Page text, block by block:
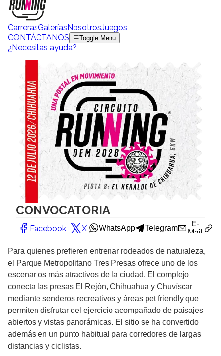
Para quienes prefieren entrenar rodeados de naturaleza,
el Parque Metropolitano Tres Presas ofrece uno de los
escenarios más atractivos de la ciudad. El complejo
conecta las presas El Rejón, Chihuahua y Chuvíscar
mediante senderos recreativos y áreas pet friendly que
permiten disfrutar del ejercicio acompañado de paisajes
abiertos y vistas panorámicas. El sitio se ha convertido
además en un punto habitual para corredores de largas
distancias y ciclistas.